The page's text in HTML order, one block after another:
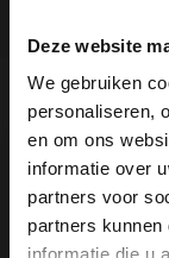
Deze website
We gebruiken
personaliseren,
en om ons
informatie over
partners voor
partners
informatie die u
Informatie
Artistique
Care 150ml
De Artistique
om droog en
die verzorging